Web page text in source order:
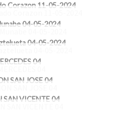
Corazon 11-05-2024
04-05-2024
04-05-2024
04
SAN JOSE 04
SAN VICENTE 04